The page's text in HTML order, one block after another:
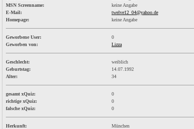
MSN Screenname:
keine Angabe
E-Mail:
twelve12_04@yahoo.de
Homepage:
keine Angabe
Geworbene User:
0
Geworben von:
Lizza
Geschlecht:
weiblich
Geburtstag:
14.07.1992
Alter:
34
gesamt xQuiz:
0
richtige xQuiz:
0
falsche xQuiz:
0
Herkunft:
München